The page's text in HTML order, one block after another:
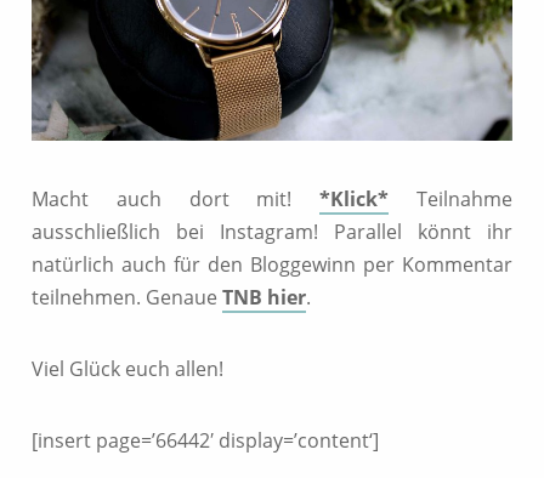
Macht auch dort mit!*Klick* Teilnahme
ausschließlich bei Instagram! Parallel könnt ihr
natürlich auch für den Bloggewinn per Kommentar
teilnehmen. Genaue TNB hier.
Viel Glück euch allen!
[insert page=’66442′ display=’content‘]